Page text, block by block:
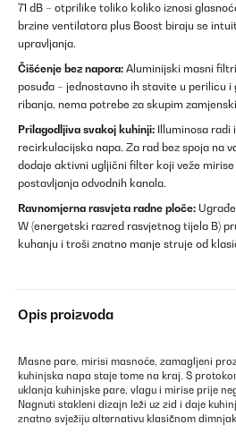
71 dB – otprilike toliko koliko iznosi
brzine ventilatora plus Boost biraju se
upravljanja.
Čišćenje bez napora: Aluminijski masni
posuđa – jednostavno ih stavite u perilicu
ribanja, nema potrebe za skupim
Prilagodljiva svakoj kuhinji: Illuminosa radi
recirkulacijska napa. Za rad bez spoja na
dodaje aktivni ugljični filter koji veže mirise
postavljanja odvodnih kanala.
Ravnomjerna rasvjeta radne ploče:
W (energetski razred rasvjetnog tijela B)
kuhanju i troši znatno manje struje od
Opis proizvoda
Masne pare, mirisi masnoće, zamagljeni
kuhinjska napa staje tome na kraj. S
uklanja kuhinjske pare, vlagu i mirise prije
Nagnuti stakleni dizajn leži uz zid i daje
znatno svježiju alternativu klasičnom